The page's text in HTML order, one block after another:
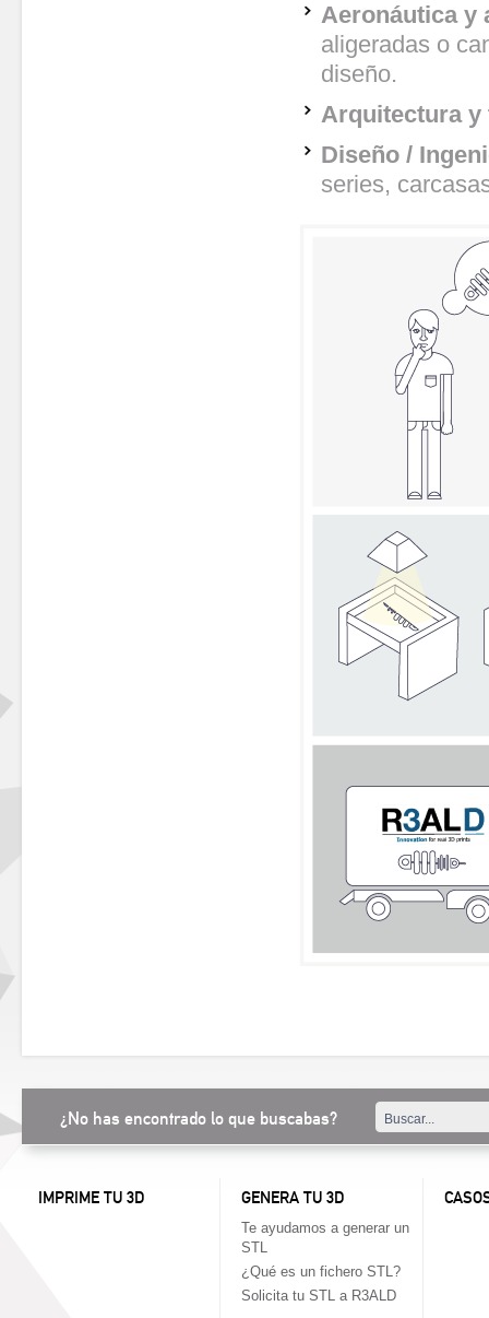
Aeronáutica y
aligeradas o
diseño.
Arquitectura y
Diseño /
series,
¿No has encontrado lo que buscabas?
IMPRIME TU 3D GENERA TU 3D
Te ayudamos a generar un
STL
¿Qué es un fichero STL?
Solicita tu STL a R3ALD